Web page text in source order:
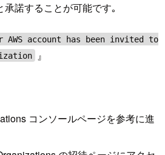
諾することが可能です｡
AWS account has been invited to
』
コンソールページを参考に進